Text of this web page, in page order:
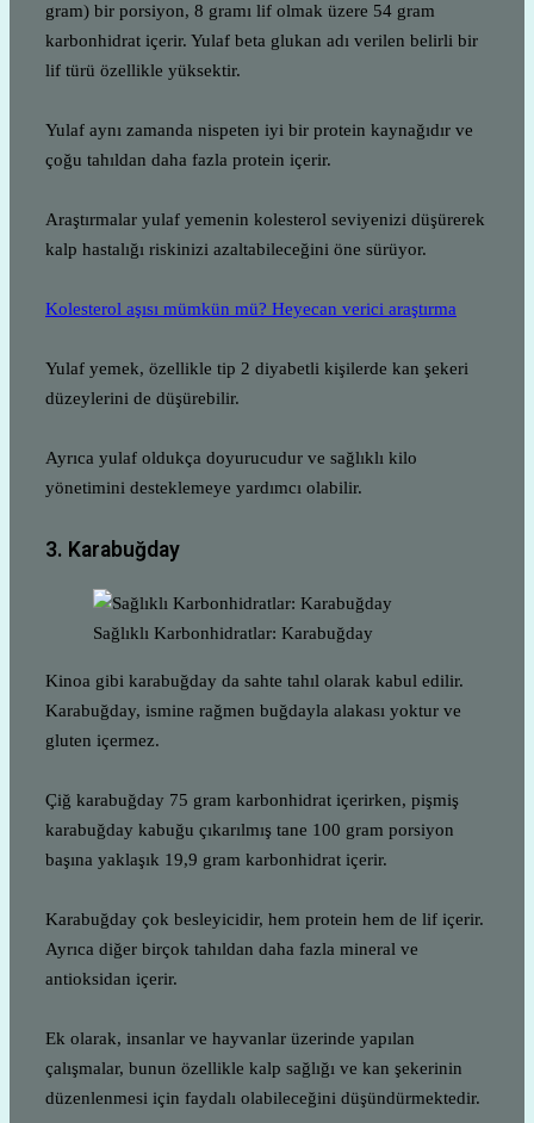
gram) bir porsiyon, 8 gramı lif olmak üzere 54 gram
karbonhidrat içerir. Yulaf beta glukan adı verilen belirli bir
lif türü özellikle yüksektir.
Yulaf aynı zamanda nispeten iyi bir protein kaynağıdır ve
çoğu tahıldan daha fazla protein içerir.
Araştırmalar yulaf yemenin kolesterol seviyenizi düşürerek
kalp hastalığı riskinizi azaltabileceğini öne sürüyor.
Kolesterol aşısı mümkün mü? Heyecan verici araştırma
Yulaf yemek, özellikle tip 2 diyabetli kişilerde kan şekeri
düzeylerini de düşürebilir.
Ayrıca yulaf oldukça doyurucudur ve sağlıklı kilo
yönetimini desteklemeye yardımcı olabilir.
3. Karabuğday
Sağlıklı Karbonhidratlar: Karabuğday
Kinoa gibi karabuğday da sahte tahıl olarak kabul edilir.
Karabuğday, ismine rağmen buğdayla alakası yoktur ve
gluten içermez.
Çiğ karabuğday 75 gram karbonhidrat içerirken, pişmiş
karabuğday kabuğu çıkarılmış tane 100 gram porsiyon
başına yaklaşık 19,9 gram karbonhidrat içerir.
Karabuğday çok besleyicidir, hem protein hem de lif içerir.
Ayrıca diğer birçok tahıldan daha fazla mineral ve
antioksidan içerir.
Ek olarak, insanlar ve hayvanlar üzerinde yapılan
çalışmalar, bunun özellikle kalp sağlığı ve kan şekerinin
düzenlenmesi için faydalı olabileceğini düşündürmektedir.